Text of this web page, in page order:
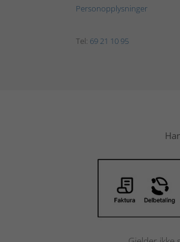
Personopplysninger
Tel: 69 21 10 95